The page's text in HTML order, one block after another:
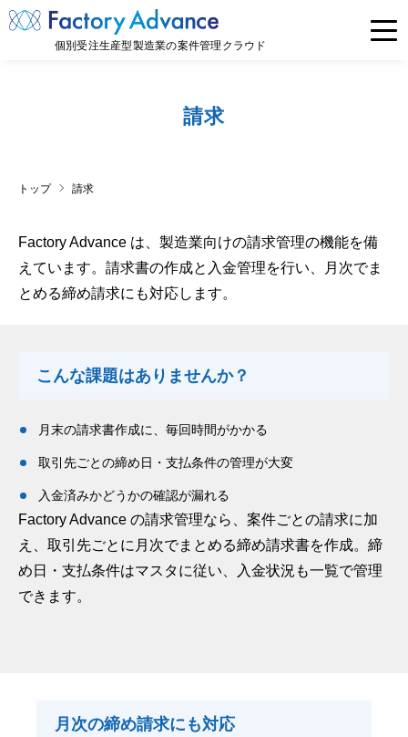
個別受注生産型製造業の案件管理クラウド
請求
トップ 請求
Factory Advance は、製造業向けの請求管理の機能を備
えています。請求書の作成と入金管理を行い、月次でま
とめる締め請求にも対応します。
こんな課題はありませんか？
月末の請求書作成に、毎回時間がかかる
取引先ごとの締め日・支払条件の管理が大変
入金済みかどうかの確認が漏れる
Factory Advance の請求管理なら、案件ごとの請求に加
え、取引先ごとに月次でまとめる締め請求書を作成。締
め日・支払条件はマスタに従い、入金状況も一覧で管理
できます。
月次の締め請求にも対応